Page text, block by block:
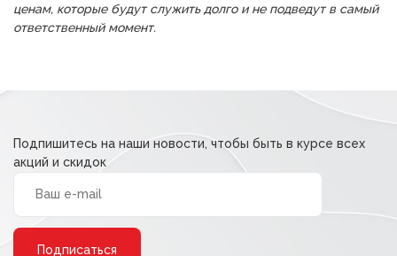
ценам, которые будут служить долго и не подведут в самый
ответственный момент.
Подпишитесь на наши новости, чтобы быть в курсе всех
акций и скидок